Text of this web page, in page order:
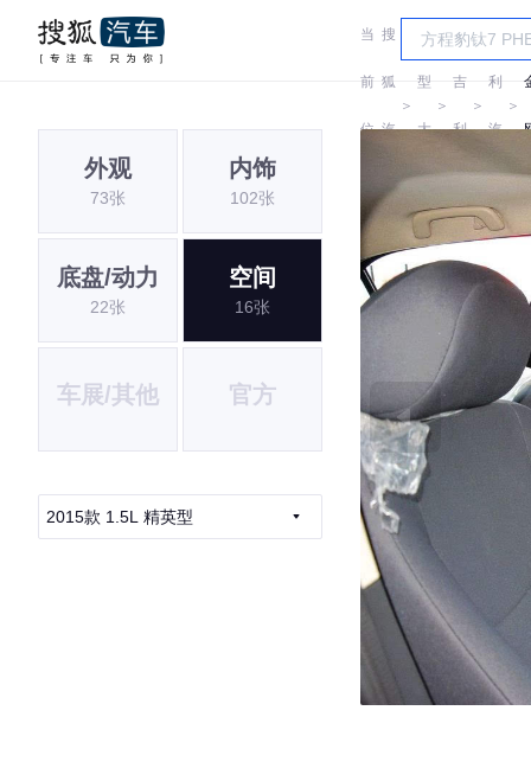
当
前
位
搜
狐
汽
＞
车
型
大
全
＞
吉
利
＞
吉
利
汽
车
＞
外观
73张
内饰
102张
底盘/动力
22张
空间
16张
车展/其他 官方
2015款 1.5L 精英型